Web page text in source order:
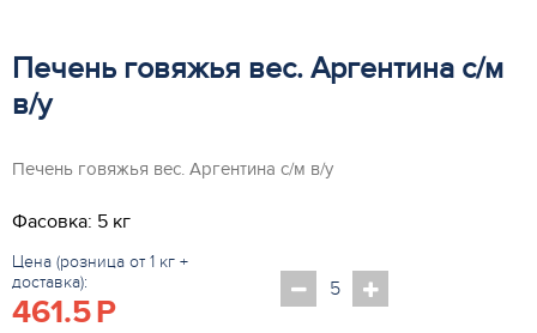
Печень говяжья вес. Аргентина с/м
в/у
Печень говяжья вес. Аргентина с/м в/у
Фасовка: 5 кг
Цена (розница от 1 кг +
доставка):
461.5P